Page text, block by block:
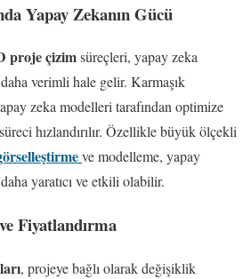
Yapay Zekanın Gücü
proje çizimsüreçleri, yapay zeka
verimli hale gelir. Karmaşık
zeka modelleri tarafından optimize
hızlandırılır. Özellikle büyük ölçekli
ve modelleme, yapay
yaratıcı ve etkili olabilir.
Fiyatlandırma
, projeye bağlı olarak değişiklik